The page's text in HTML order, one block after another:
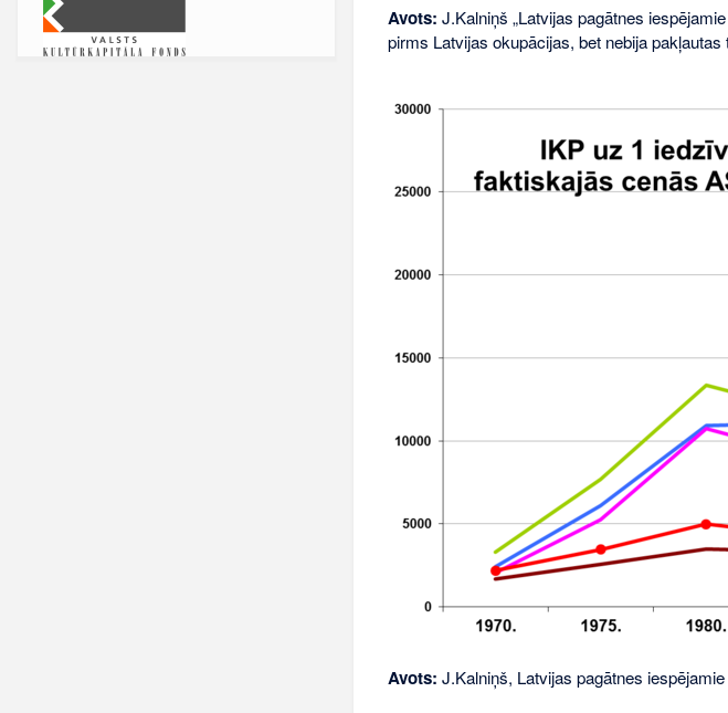
Avots: J.Kalniņš „Latvijas pagātnes
pirms Latvijas okupācijas, bet nebija
Avots: J.Kalniņš, Latvijas pagātnes